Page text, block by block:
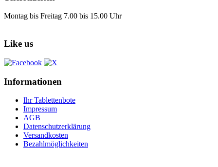
Montag bis Freitag 7.00 bis 15.00 Uhr
Like us
Informationen
Ihr Tablettenbote
Impressum
AGB
Datenschutzerklärung
Versandkosten
Bezahlmöglichkeiten